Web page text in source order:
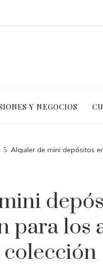
Y NEGOCIOS
Alquiler de mini depósitos
para los